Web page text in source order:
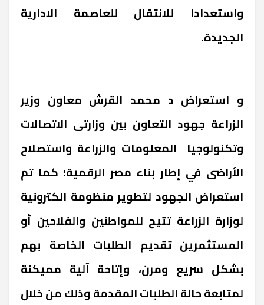
واستعدادا للانتقال للعاصمة الادارية
الجديدة.
و استعراض د محمد القرش معاون وزير
الزراعة جهود التعاون بين وزارتى الاتصالات
وتكنولوجيا المعلومات والزراعة واستصلاح
الأراضى في إطار بناء مصر الرقمية؛ كما تم
استعراض الجهود لتطوير منظومة الكترونية
لوزارة الزراعة تتيح للمواطنين والفلاحين أو
المستثمرين تقديم الطلبات الخاصة بهم
بشكل سريع ومرن، وإتاحة آلية مميكنة
لمتابعة حالة الطلبات المقدمة وذلك من خلال